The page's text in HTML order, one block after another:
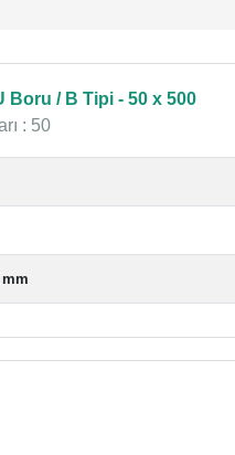
Boru / B Tipi - 50 x 500
: 50